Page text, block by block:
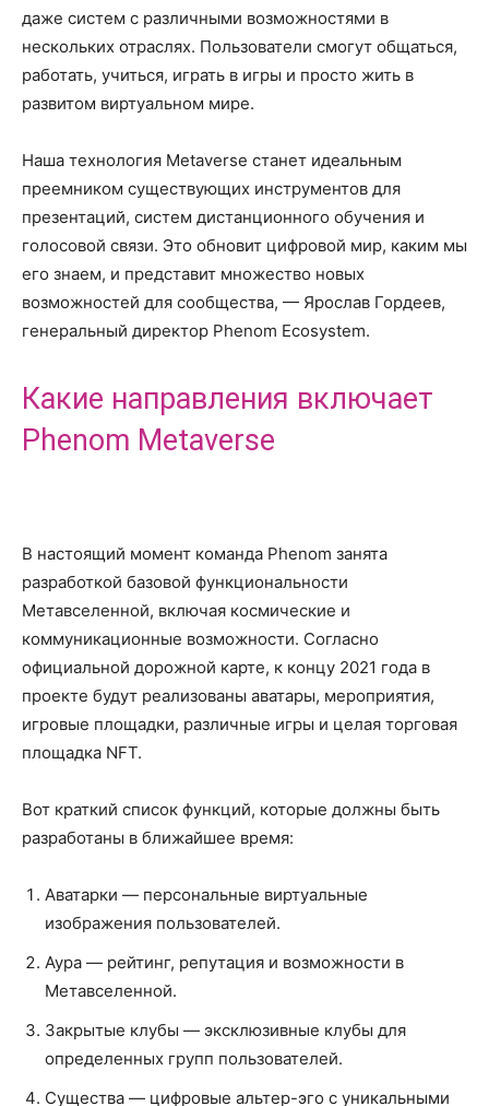
даже систем с различными возможностями в
нескольких отраслях. Пользователи смогут общаться,
работать, учиться, играть в игры и просто жить в
развитом виртуальном мире.
Наша технология Metaverse станет идеальным
преемником существующих инструментов для
презентаций, систем дистанционного обучения и
голосовой связи. Это обновит цифровой мир, каким мы
его знаем, и представит множество новых
возможностей для сообщества, — Ярослав Гордеев,
генеральный директор Phenom Ecosystem.
Какие направления включает
Phenom Metaverse
В настоящий момент команда Phenom занята
разработкой базовой функциональности
Метавселенной, включая космические и
коммуникационные возможности. Согласно
официальной дорожной карте, к концу 2021 года в
проекте будут реализованы аватары, мероприятия,
игровые площадки, различные игры и целая торговая
площадка NFT.
Вот краткий список функций, которые должны быть
разработаны в ближайшее время:
Аватарки — персональные виртуальные
изображения пользователей.
Аура — рейтинг, репутация и возможности в
Метавселенной.
Закрытые клубы — эксклюзивные клубы для
определенных групп пользователей.
Существа — цифровые альтер-эго с уникальными